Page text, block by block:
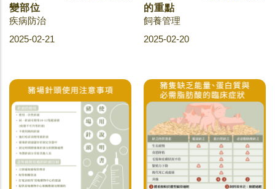
變部位
疾病防治
2025-02-21
的重點
飼養管理
2025-02-20